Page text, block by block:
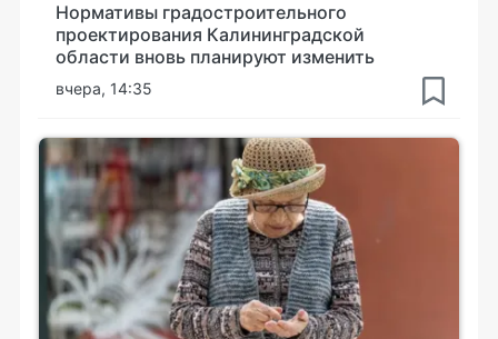
Нормативы градостроительного
проектирования Калининградской
области вновь планируют изменить
вчера, 14:35